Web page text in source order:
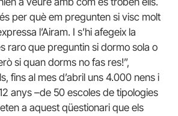
per què em pregunten si visc molt
l’Airam. I s’hi afegeix la
raro que preguntin si dormo sola o
si quan dorms no fas res!”,
fins al mes d’abril uns 4.000 nens i
anys –de 50 escoles de tipologies
a aquest qüestionari que els